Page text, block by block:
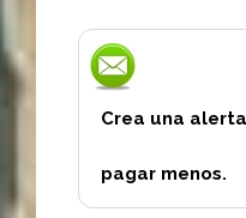
Crea una
pagar menos.